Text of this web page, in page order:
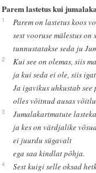
Parem lastetus kui
1
Parem on lastetus koos
sest vooruse mälestus on
tunnustatakse seda ju
2
Kui see on olemas, siis
ja kui seda ei ole, siis
Ja igavikus uhkustab see
olles võitnud ausas
3
Jumalakartmatute
ja kes on värdjalike
ei juurdu sügavalt
ega saa kindlat põhja.
4
Sest kuigi selle oksad